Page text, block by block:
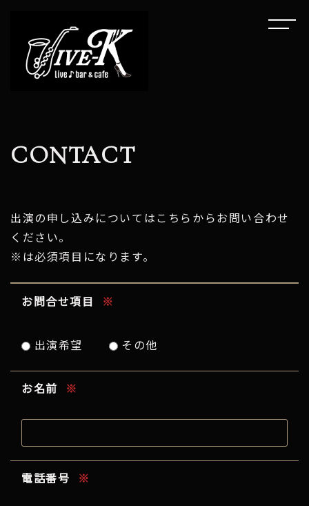
CONTACT
出演の申し込みについてはこちらからお問い合わせ
ください。
※は必須項目になります。
お問合せ項目 ※
出演希望 その他
お名前 ※
電話番号 ※